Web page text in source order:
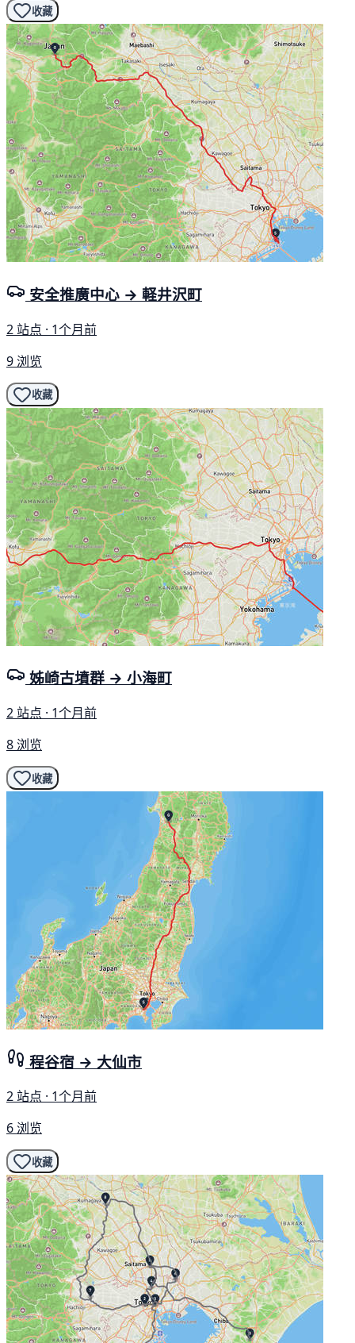
收藏
安全推廣中心 → 軽井沢町
2 站点 · 1个月前
9 浏览
收藏
姊崎古墳群 → 小海町
2 站点 · 1个月前
8 浏览
收藏
程谷宿 → 大仙市
2 站点 · 1个月前
6 浏览
收藏